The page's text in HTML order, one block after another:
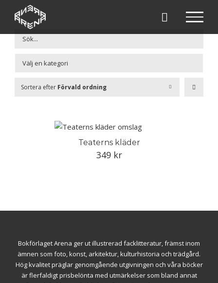
Fortsätt
innehållet
Sortera efter Förvald ordning
Teaterns kläder
349 kr
Bokförlaget Arena ger ut illustrerad facklitteratur, främst inom
ämnen som foto, konst, arkitektur, kulturhistoria och trädgård.
Hög kvalitet präglar genomgående utgivningen och våra böcker
är flerfaldigt prisbelönta med utmärkelser som bland annat